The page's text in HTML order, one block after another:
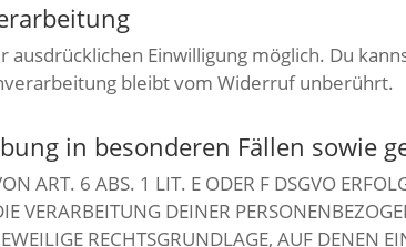
Einwilligung möglich. Du
bleibt vom Widerruf unberührt.
in besonderen Fällen sowie
ART. 6 ABS. 1 LIT. E ODER F DSGVO
VERARBEITUNG DEINER
RECHTSGRUNDLAGE, AUF DENEN